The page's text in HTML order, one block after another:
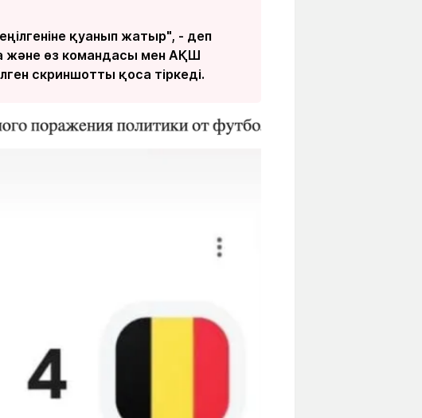
қуанып жатыр", - деп
және өз командасы мен АҚШ
скриншотты қоса тіркеді.